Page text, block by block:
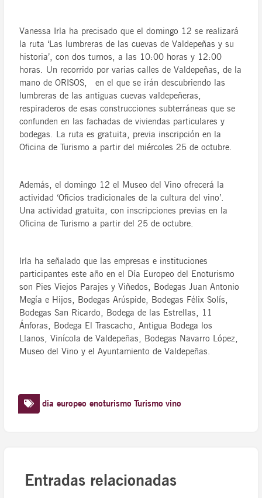
Vanessa Irla ha precisado que el domingo 12 se realizará
la ruta ‘Las lumbreras de las cuevas de Valdepeñas y su
historia’, con dos turnos, a las 10:00 horas y 12:00
horas. Un recorrido por varias calles de Valdepeñas, de la
mano de ORISOS, en el que se irán descubriendo las
lumbreras de las antiguas cuevas valdepeñeras,
respiraderos de esas construcciones subterráneas que se
confunden en las fachadas de viviendas particulares y
bodegas. La ruta es gratuita, previa inscripción en la
Oficina de Turismo a partir del miércoles 25 de octubre.
Además, el domingo 12 el Museo del Vino ofrecerá la
actividad ‘Oficios tradicionales de la cultura del vino’.
Una actividad gratuita, con inscripciones previas en la
Oficina de Turismo a partir del 25 de octubre.
Irla ha señalado que las empresas e instituciones
participantes este año en el Día Europeo del Enoturismo
son Pies Viejos Parajes y Viñedos, Bodegas Juan Antonio
Megía e Hijos, Bodegas Arúspide, Bodegas Félix Solís,
Bodegas San Ricardo, Bodega de las Estrellas, 11
Ánforas, Bodega El Trascacho, Antigua Bodega los
Llanos, Vinícola de Valdepeñas, Bodegas Navarro López,
Museo del Vino y el Ayuntamiento de Valdepeñas.
dia europeo enoturismo Turismo vino
Entradas relacionadas